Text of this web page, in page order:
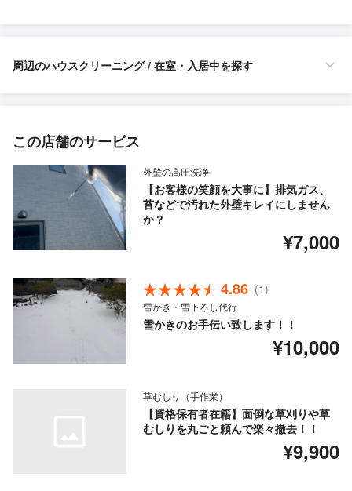
周辺のハウスクリーニング / 在室・入居中を探す
この店舗のサービス
外壁の高圧洗浄
【お客様の笑顔を大事に】排気ガス、
苔などで汚れた外壁キレイにしません
か？
¥7,000
4.86 (1)
雪かき・雪下ろし代行
雪かきのお手伝い致します！！
¥10,000
草むしり（手作業）
【資格保有者在籍】面倒な草刈りや草
むしりを丸ごと頼んで楽々撤去！！
¥9,900